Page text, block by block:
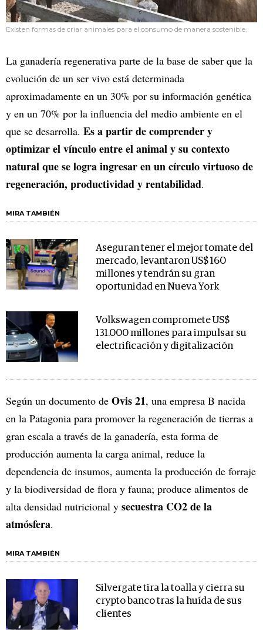
Existen formas de criar animales para el consumo de manera sostenible.
La ganadería regenerativa parte de la base de saber que la
evolución de un ser vivo está determinada
aproximadamente en un 30% por su información genética
y en un 70% por la influencia del medio ambiente en el
que se desarrolla. Es a partir de comprender y
optimizar el vínculo entre el animal y su contexto
natural que se logra ingresar en un círculo virtuoso de
regeneración, productividad y rentabilidad.
MIRA TAMBIÉN
Aseguran tener el mejor tomate del
mercado, levantaron US$ 160
millones y tendrán su gran
oportunidad en Nueva York
Volkswagen compromete US$
131.000 millones para impulsar su
electrificación y digitalización
Según un documento de Ovis 21, una empresa B nacida
en la Patagonia para promover la regeneración de tierras a
gran escala a través de la ganadería, esta forma de
producción aumenta la carga animal, reduce la
dependencia de insumos, aumenta la producción de forraje
y la biodiversidad de flora y fauna; produce alimentos de
alta densidad nutricional y secuestra CO2 de la
atmósfera.
MIRA TAMBIÉN
Silvergate tira la toalla y cierra su
crypto banco tras la huída de sus
clientes